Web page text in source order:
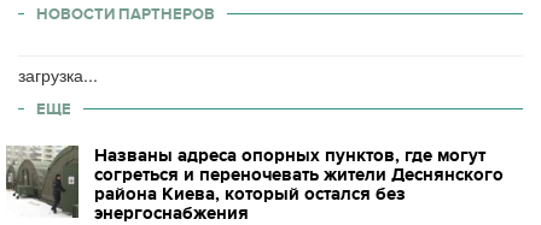
НОВОСТИ ПАРТНЕРОВ
загрузка...
ЕЩЕ
Названы адреса опорных пунктов, где могут
согреться и переночевать жители Деснянского
района Киева, который остался без
энергоснабжения